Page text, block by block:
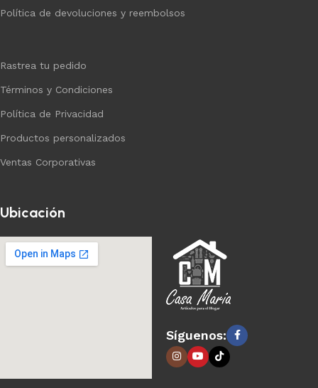
Política de devoluciones y reembolsos
Rastrea tu pedido
Términos y Condiciones
Política de Privacidad
Productos personalizados
Ventas Corporativas
Ubicación
Síguenos: